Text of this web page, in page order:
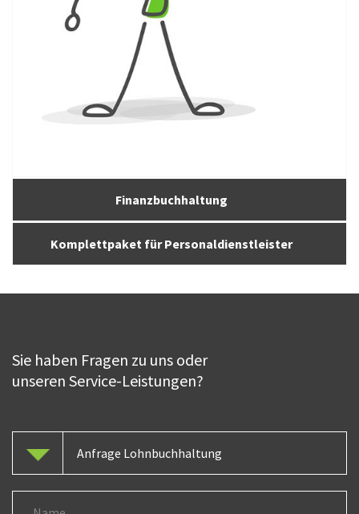
Finanzbuchhaltung
Komplettpaket für Personaldienstleister
Sie haben Fragen zu uns oder
unseren Service-Leistungen?